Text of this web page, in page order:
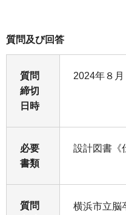
質問及び回答
質問
締切
日時
2024年８
必要
書類
設計図書《
質問
横浜市立脳